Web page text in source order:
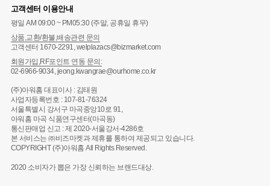
고객센터 이용안내
평일 AM 09:00 ~ PM05:30 (주말, 공휴일 휴무)
상품,교환/환불,배송관련 문의
고객센터 1670-2291, welplazacs@bizmarket.com
회원가입,RF포인트 연동 문의:
02-6966-9034, jeong.kwangrae@ourhome.co.kr
(주)아워홈 대표이사 : 김태원
사업자등록번호 : 107-81-76324
서울특별시 강서구 마곡중앙10로 91,
아워홈 마곡 식품연구센터(마곡동)
통신판매업 신고 : 제 2020-서울강서-4286호
본 서비스는 ㈜비즈마켓과 제휴를 통하여 제공되고 있습니다.
COPYRIGHT (주)아워홈 All Rights Reserved.
2020 소비자가 뽑은 가장 신뢰하는 브랜드대상.